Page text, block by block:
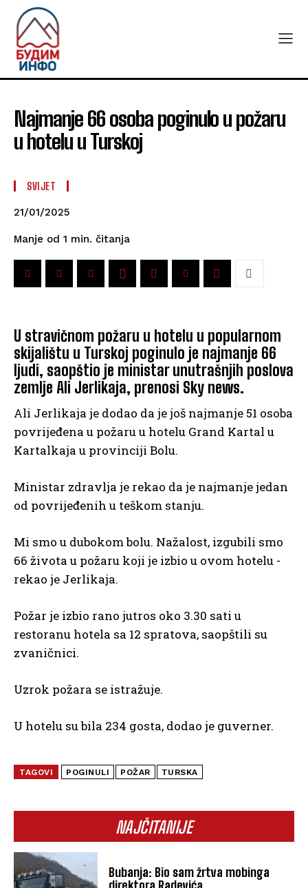
NAJČITANIJE
Bubanja: Bio sam žrtva mobinga
Najmanje 66 osoba poginulo u požaru
u hotelu u Turskoj
SVIJET
21/01/2025
Manje od 1 min. čitanja
U stravičnom požaru u hotelu u popularnom
skijalištu u Turskoj poginulo je najmanje 66
ljudi, saopštio je ministar unutrašnjih poslova
zemlje Ali Jerlikaja, prenosi Sky news.
Ali Jerlikaja je dodao da je još najmanje 51 osoba
povrijeđena u požaru u hotelu Grand Kartal u
Kartalkaja u provinciji Bolu.
Ministar zdravlja je rekao da je najmanje jedan
od povrijeđenih u teškom stanju.
Mi smo u dubokom bolu. Nažalost, izgubili smo
66 života u požaru koji je izbio u ovom hotelu -
rekao je Jerlikaja.
Požar je izbio rano jutros oko 3.30 sati u
restoranu hotela sa 12 spratova, saopštili su
zvaničnici.
Uzrok požara se istražuje.
U hotelu su bila 234 gosta, dodao je guverner.
TAGOVI POGINULI POŽAR TURSKA